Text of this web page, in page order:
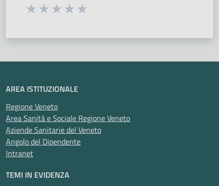
Seleziona una valutazione da 1 a 5 stelle
AREA ISTITUZIONALE
Regione Veneto
Area Sanità e Sociale Regione Veneto
Aziende Sanitarie del Veneto
Angolo del Dipendente
Intranet
TEMI IN EVIDENZA